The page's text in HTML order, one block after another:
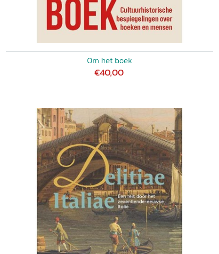
Om het boek
€40,00